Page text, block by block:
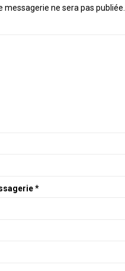
messagerie ne sera pas publiée.
*